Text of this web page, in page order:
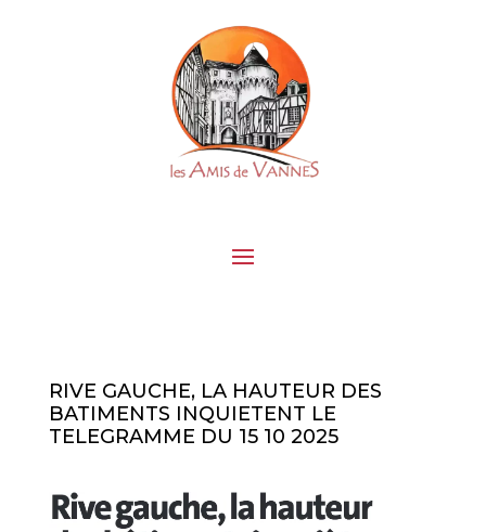
RIVE GAUCHE, LA HAUTEUR DES
BATIMENTS INQUIETENT LE
TELEGRAMME DU 15 10 2025